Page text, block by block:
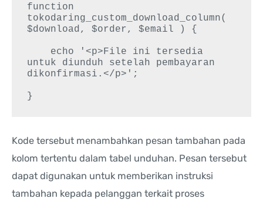
function
tokodaring_custom_download_column(
$download, $order, $email ) {
untuk diunduh setelah pembayaran
dikonfirmasi.</p>';
Kode tersebut menambahkan pesan tambahan pada
kolom tertentu dalam tabel unduhan. Pesan tersebut
dapat digunakan untuk memberikan instruksi
tambahan kepada pelanggan terkait proses